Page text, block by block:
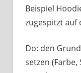
Beispiel
zugespitzt auf
Do: den
setzen